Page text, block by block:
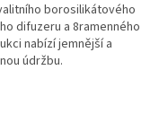
borosilikátového
difuzeru a 8ramenného
nabízí jemnější a
údržbu.